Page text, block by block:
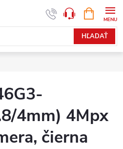
HĽADAŤ
KOŠÍK
4mm) 4Mpx
čierna